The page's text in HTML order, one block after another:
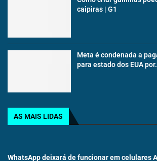
caipiras | G1
Meta é condenada a
para estado dos EUA
AS MAIS LIDAS
WhatsApp deixará de funcionar em celulares